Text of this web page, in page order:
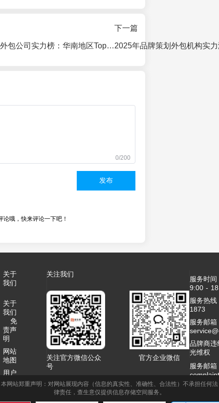
2026年品牌运营外包公司实力榜：华南地区Top 10深度测评与避坑指南
下一篇
0/200
发布
论哦，快来评论一下吧！
关于
我们
关于
我们
免
责声
明
网站
地图
用户
协议
关注我们
关注官方微信公众
号
官方企业微信
服务时
9:00 -
服务热
1873
服务邮箱
品牌商违
光维权
服务邮箱
客服QQ
商务合作
本网站郑重声明：对网站展现内容（信息的真实性、准确性、合法性）不承担任何法
律责任，查生意仅提供信息存储空间服务。